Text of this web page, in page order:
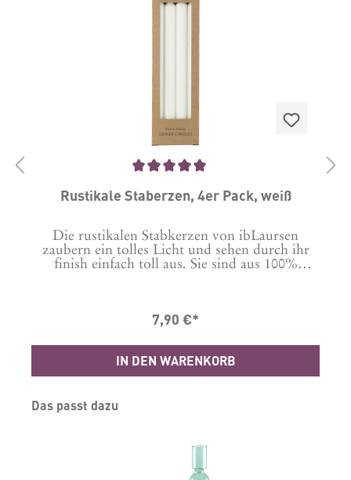
Rustikale Staberzen, 4er Pack, weiß
Die rustikalen Stabkerzen von ibLaursen
zaubern ein tolles Licht und sehen durch ihr
finish einfach toll aus. Sie sind aus 100%
Mitbringsel.Maße: D2,2xH29 cmMaterial:
7,90 €*
IN DEN WARENKORB
Produktgalerie überspringen
Das passt dazu